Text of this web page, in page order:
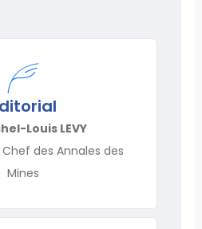
Louis LEVY
des Annales des
Mines